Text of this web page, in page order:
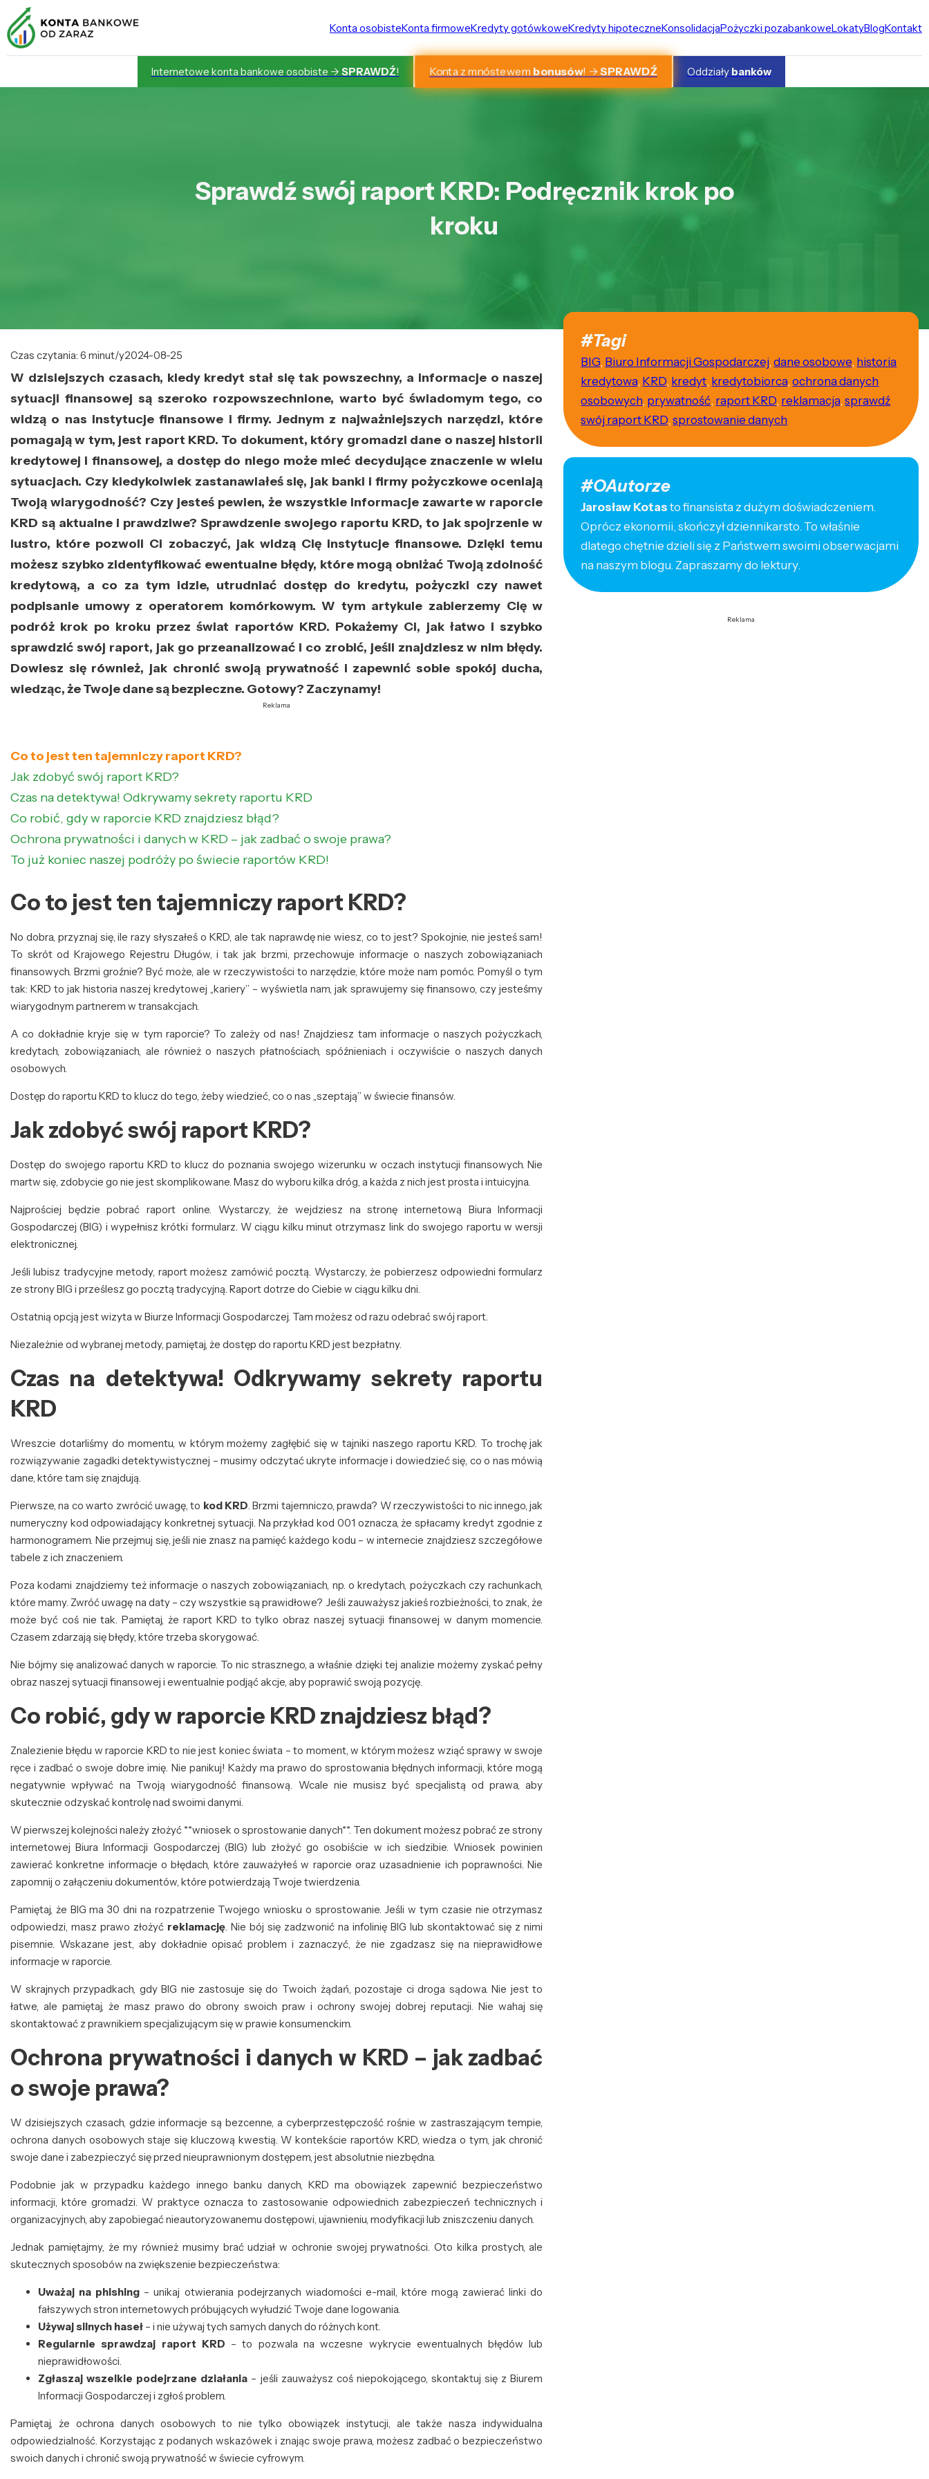
Konta osobisteKonta firmoweKredyty gotówkoweKredyty hipoteczneKonsolidacjaPożyczki pozabankoweLokatyBlogKontakt
Internetowe konta bankowe osobiste -> SPRAWDŹ! Konta z mnóstewem bonusów! ->SPRAWDŹ Oddziały banków
Sprawdź swój raport KRD: Podręcznik krok po
kroku
Czas czytania: 6 minut/y2024-08-25
W dzisiejszych czasach, kiedy kredyt stał się tak powszechny, a informacje o naszej
sytuacji finansowej są szeroko rozpowszechnione, warto być świadomym tego, co
widzą o nas instytucje finansowe i firmy. Jednym z najważniejszych narzędzi, które
pomagają w tym, jest raport KRD. To dokument, który gromadzi dane o naszej historii
kredytowej i finansowej, a dostęp do niego może mieć decydujące znaczenie w wielu
sytuacjach. Czy kiedykolwiek zastanawiałeś się, jak banki i firmy pożyczkowe oceniają
Twoją wiarygodność? Czy jesteś pewien, że wszystkie informacje zawarte w raporcie
KRD są aktualne i prawdziwe? Sprawdzenie swojego raportu KRD, to jak spojrzenie w
lustro, które pozwoli Ci zobaczyć, jak widzą Cię instytucje finansowe. Dzięki temu
możesz szybko zidentyfikować ewentualne błędy, które mogą obniżać Twoją zdolność
kredytową, a co za tym idzie, utrudniać dostęp do kredytu, pożyczki czy nawet
podpisanie umowy z operatorem komórkowym. W tym artykule zabierzemy Cię w
podróż krok po kroku przez świat raportów KRD. Pokażemy Ci, jak łatwo i szybko
sprawdzić swój raport, jak go przeanalizować i co zrobić, jeśli znajdziesz w nim błędy.
Dowiesz się również, jak chronić swoją prywatność i zapewnić sobie spokój ducha,
wiedząc, że Twoje dane są bezpieczne. Gotowy? Zaczynamy!
Reklama
Co to jest ten tajemniczy raport KRD?
Jak zdobyć swój raport KRD?
Czas na detektywa! Odkrywamy sekrety raportu KRD
Co robić, gdy w raporcie KRD znajdziesz błąd?
Ochrona prywatności i danych w KRD – jak zadbać o swoje prawa?
To już koniec naszej podróży po świecie raportów KRD!
Co to jest ten tajemniczy raport KRD?
No dobra, przyznaj się, ile razy słyszałeś o KRD, ale tak naprawdę nie wiesz, co to jest? Spokojnie, nie jesteś sam!
To skrót od Krajowego Rejestru Długów, i tak jak brzmi, przechowuje informacje o naszych zobowiązaniach
finansowych. Brzmi groźnie? Być może, ale w rzeczywistości to narzędzie, które może nam pomóc. Pomyśl o tym
tak: KRD to jak historia naszej kredytowej „kariery” – wyświetla nam, jak sprawujemy się finansowo, czy jesteśmy
wiarygodnym partnerem w transakcjach.
A co dokładnie kryje się w tym raporcie? To zależy od nas! Znajdziesz tam informacje o naszych pożyczkach,
kredytach, zobowiązaniach, ale również o naszych płatnościach, spóźnieniach i oczywiście o naszych danych
osobowych.
Dostęp do raportu KRD to klucz do tego, żeby wiedzieć, co o nas „szeptają” w świecie finansów.
Jak zdobyć swój raport KRD?
Dostęp do swojego raportu KRD to klucz do poznania swojego wizerunku w oczach instytucji finansowych. Nie
martw się, zdobycie go nie jest skomplikowane. Masz do wyboru kilka dróg, a każda z nich jest prosta i intuicyjna.
Najprościej będzie pobrać raport online. Wystarczy, że wejdziesz na stronę internetową Biura Informacji
Gospodarczej (BIG) i wypełnisz krótki formularz. W ciągu kilku minut otrzymasz link do swojego raportu w wersji
elektronicznej.
Jeśli lubisz tradycyjne metody, raport możesz zamówić pocztą. Wystarczy, że pobierzesz odpowiedni formularz
ze strony BIG i prześlesz go pocztą tradycyjną. Raport dotrze do Ciebie w ciągu kilku dni.
Ostatnią opcją jest wizyta w Biurze Informacji Gospodarczej. Tam możesz od razu odebrać swój raport.
Niezależnie od wybranej metody, pamiętaj, że dostęp do raportu KRD jest bezpłatny.
Czas na detektywa! Odkrywamy sekrety raportu
KRD
Wreszcie dotarliśmy do momentu, w którym możemy zagłębić się w tajniki naszego raportu KRD. To trochę jak
rozwiązywanie zagadki detektywistycznej – musimy odczytać ukryte informacje i dowiedzieć się, co o nas mówią
dane, które tam się znajdują.
Pierwsze, na co warto zwrócić uwagę, to kod KRD. Brzmi tajemniczo, prawda? W rzeczywistości to nic innego, jak
numeryczny kod odpowiadający konkretnej sytuacji. Na przykład kod 001 oznacza, że spłacamy kredyt zgodnie z
harmonogramem. Nie przejmuj się, jeśli nie znasz na pamięć każdego kodu – w internecie znajdziesz szczegółowe
tabele z ich znaczeniem.
Poza kodami znajdziemy też informacje o naszych zobowiązaniach, np. o kredytach, pożyczkach czy rachunkach,
które mamy. Zwróć uwagę na daty – czy wszystkie są prawidłowe? Jeśli zauważysz jakieś rozbieżności, to znak, że
może być coś nie tak. Pamiętaj, że raport KRD to tylko obraz naszej sytuacji finansowej w danym momencie.
Czasem zdarzają się błędy, które trzeba skorygować.
Nie bójmy się analizować danych w raporcie. To nic strasznego, a właśnie dzięki tej analizie możemy zyskać pełny
obraz naszej sytuacji finansowej i ewentualnie podjąć akcje, aby poprawić swoją pozycję.
Co robić, gdy w raporcie KRD znajdziesz błąd?
Znalezienie błędu w raporcie KRD to nie jest koniec świata – to moment, w którym możesz wziąć sprawy w swoje
ręce i zadbać o swoje dobre imię. Nie panikuj! Każdy ma prawo do sprostowania błędnych informacji, które mogą
negatywnie wpływać na Twoją wiarygodność finansową. Wcale nie musisz być specjalistą od prawa, aby
skutecznie odzyskać kontrolę nad swoimi danymi.
W pierwszej kolejności należy złożyć **wniosek o sprostowanie danych**. Ten dokument możesz pobrać ze strony
internetowej Biura Informacji Gospodarczej (BIG) lub złożyć go osobiście w ich siedzibie. Wniosek powinien
zawierać konkretne informacje o błędach, które zauważyłeś w raporcie oraz uzasadnienie ich poprawności. Nie
zapomnij o załączeniu dokumentów, które potwierdzają Twoje twierdzenia.
Pamiętaj, że BIG ma 30 dni na rozpatrzenie Twojego wniosku o sprostowanie. Jeśli w tym czasie nie otrzymasz
odpowiedzi, masz prawo złożyć reklamację. Nie bój się zadzwonić na infolinię BIG lub skontaktować się z nimi
pisemnie. Wskazane jest, aby dokładnie opisać problem i zaznaczyć, że nie zgadzasz się na nieprawidłowe
informacje w raporcie.
W skrajnych przypadkach, gdy BIG nie zastosuje się do Twoich żądań, pozostaje ci droga sądowa. Nie jest to
łatwe, ale pamiętaj, że masz prawo do obrony swoich praw i ochrony swojej dobrej reputacji. Nie wahaj się
skontaktować z prawnikiem specjalizującym się w prawie konsumenckim.
Ochrona prywatności i danych w KRD – jak zadbać
o swoje prawa?
W dzisiejszych czasach, gdzie informacje są bezcenne, a cyberprzestępczość rośnie w zastraszającym tempie,
ochrona danych osobowych staje się kluczową kwestią. W kontekście raportów KRD, wiedza o tym, jak chronić
swoje dane i zabezpieczyć się przed nieuprawnionym dostępem, jest absolutnie niezbędna.
Podobnie jak w przypadku każdego innego banku danych, KRD ma obowiązek zapewnić bezpieczeństwo
informacji, które gromadzi. W praktyce oznacza to zastosowanie odpowiednich zabezpieczeń technicznych i
organizacyjnych, aby zapobiegać nieautoryzowanemu dostępowi, ujawnieniu, modyfikacji lub zniszczeniu danych.
Jednak pamiętajmy, że my również musimy brać udział w ochronie swojej prywatności. Oto kilka prostych, ale
skutecznych sposobów na zwiększenie bezpieczeństwa:
Uważaj na phishing – unikaj otwierania podejrzanych wiadomości e-mail, które mogą zawierać linki do
fałszywych stron internetowych próbujących wyłudzić Twoje dane logowania.
Używaj silnych haseł – i nie używaj tych samych danych do różnych kont.
Regularnie sprawdzaj raport KRD – to pozwala na wczesne wykrycie ewentualnych błędów lub
nieprawidłowości.
Zgłaszaj wszelkie podejrzane działania – jeśli zauważysz coś niepokojącego, skontaktuj się z Biurem
Informacji Gospodarczej i zgłoś problem.
Pamiętaj, że ochrona danych osobowych to nie tylko obowiązek instytucji, ale także nasza indywidualna
odpowiedzialność. Korzystając z podanych wskazówek i znając swoje prawa, możesz zadbać o bezpieczeństwo
swoich danych i chronić swoją prywatność w świecie cyfrowym.
#Tagi
BIG, Biuro Informacji Gospodarczej,dane osobowe, historia
kredytowa, KRD, kredyt, kredytobiorca,ochrona danych
osobowych, prywatność, raport KRD, reklamacja,sprawdź
swój raport KRD,sprostowanie danych
#OAutorze
Jarosław Kotas to finansista z dużym doświadczeniem.
Oprócz ekonomii, skończył dziennikarsto. To właśnie
dlatego chętnie dzieli się z Państwem swoimi obserwacjami
na naszym blogu. Zapraszamy do lektury.
Reklama